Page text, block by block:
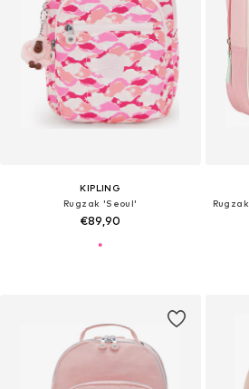
KIPLING
Rugzak 'Seoul'
€89,90